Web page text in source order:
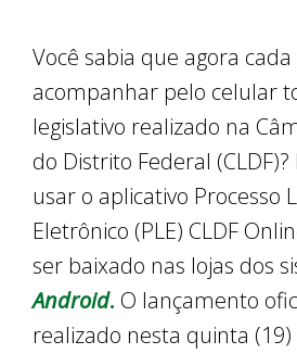
Você sabia que agora
acompanhar pelo celular
legislativo realizado na
do Distrito Federal
usar o aplicativo Processo
Eletrônico (PLE) CLDF
ser baixado nas lojas dos
Android. O lançamento
realizado nesta quinta (19)